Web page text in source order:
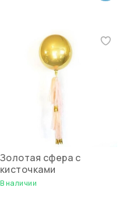
Золотая сфера с
кисточками
В наличии